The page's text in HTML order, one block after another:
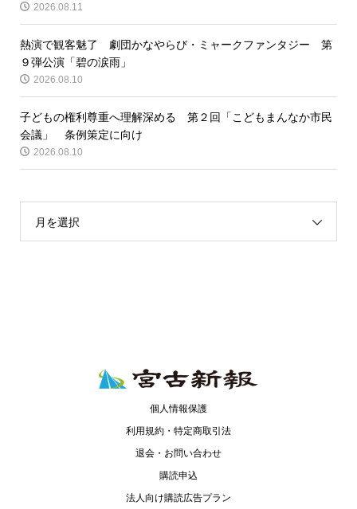
2026.08.11
熱演で観客魅了 劇団かなやらび・ミャークファンタジー 第
９弾公演「碧の涙雨」
2026.08.10
子どもの権利尊重へ理解深める 第２回「こどもまんなか市民
会議」 条例策定に向け
2026.08.10
月を選択
個人情報保護
利用規約・特定商取引法
退会・お問い合わせ
購読申込
法人向け購読広告プラン